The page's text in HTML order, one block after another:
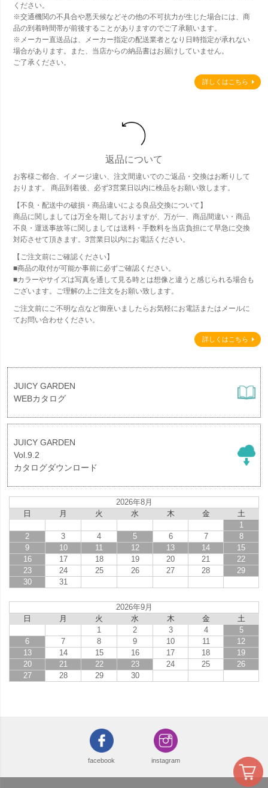
ください。
※交通機関の不具合や悪天候などその他の不可抗力が生じた場合には、商
品の到着時間帯が前後することがありますのでご了承願います。
※メーカー直送品は、メーカー指定の配送業者となり日時指定が承れない
場合があります。また、当店からの納品書はお届けしていません。
ご了承ください。
詳しくはこちら
返品について
お客様ご都合、イメージ違い、注文間違いでのご返品・交換はお断りして
おります。 商品到着後、必ず3営業日以内に検品をお願い致します。
【不良・配送中の破損・商品違いによる良品交換について】
商品に関しましては万全を期しておりますが、万が一、商品間違い・商品
不良・運送事故等に関しましては送料・手数料を当店負担にて早急に交換
対応させて頂きます。3営業日以内にお電話ください。
【ご注文前にご確認ください】
■商品の取付が可能か事前に必ずご確認ください。
■カラーやサイズは写真を通して見る時とは想像と違うと感じられる場合も
ございます。ご理解の上ご注文をお願い致します。
ご注文前にご不明な点など御座いましたらお気軽にお電話またはメールに
てお問い合わせください。
詳しくはこちら
JUICY GARDEN
WEBカタログ
JUICY GARDEN
Vol.9.2
カタログダウンロード
2026年8月
日
月 火 水 木 金
土
1
2
3 4 5 6 7
8
9
10 11 12 13 14
15
16
17 18 19 20 21
22
23
24 25 26 27 28
29
30
31
2026年9月
日
月 火 水 木 金
土
1
2 3 4
5
6
7 8 9 10 11
12
13
14 15 16 17 18
19
20
21 22 23 24 25
26
27
28 29 30
facebook instagram